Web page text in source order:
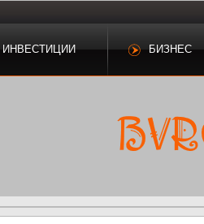
ИНВЕСТИЦИИ БИЗНЕС